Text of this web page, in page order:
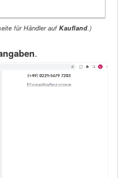
für Händler aufKaufland .)
.